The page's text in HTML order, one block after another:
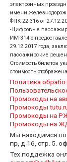
электронных
имени
ФПК-22-316 от
-Цифровые
ИМ-314 о
29.12.2017 года,
пассажирские
Стоимость билетов
стоимость
Политика
Промокоды на
Промокоды
Промокоды на
Промокоды на
Мы находимся по
пр, д.16, стр. 5.
Тех.поддежка